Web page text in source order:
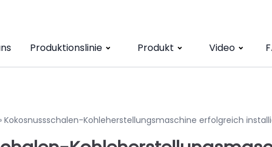
Produktionslinie Produkt Video
Kokosnussschalen-Kohleherstellungsmaschine erfolgreich